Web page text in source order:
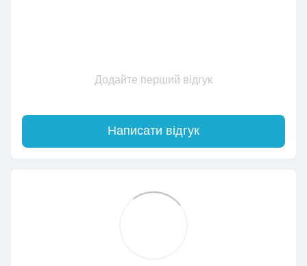
Додайте перший відгук
Написати відгук